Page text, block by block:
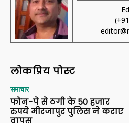
लोकप्रिय पोस्ट
समाचार
फोन-पे से ठगी के 50 हजार
रुपये मीरजापुर पुलिस ने कराए